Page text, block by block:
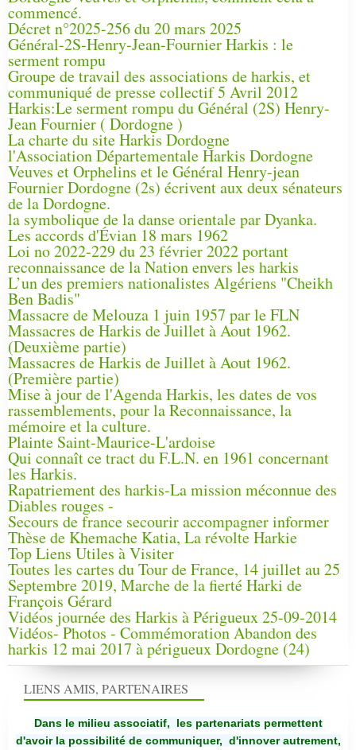
commencé.
Décret n°2025-256 du 20 mars 2025
Général-2S-Henry-Jean-Fournier Harkis : le
serment rompu
Groupe de travail des associations de harkis, et
communiqué de presse collectif 5 Avril 2012
Harkis:Le serment rompu du Général (2S) Henry-
Jean Fournier ( Dordogne )
La charte du site Harkis Dordogne
l'Association Départementale Harkis Dordogne
Veuves et Orphelins et le Général Henry-jean
Fournier Dordogne (2s) écrivent aux deux sénateurs
de la Dordogne.
la symbolique de la danse orientale par Dyanka.
Les accords d'Évian 18 mars 1962
Loi no 2022-229 du 23 février 2022 portant
reconnaissance de la Nation envers les harkis
L’un des premiers nationalistes Algériens "Cheikh
Ben Badis"
Massacre de Melouza 1 juin 1957 par le FLN
Massacres de Harkis de Juillet à Aout 1962.
(Deuxième partie)
Massacres de Harkis de Juillet à Aout 1962.
(Première partie)
Mise à jour de l'Agenda Harkis, les dates de vos
rassemblements, pour la Reconnaissance, la
mémoire et la culture.
Plainte Saint-Maurice-L'ardoise
Qui connaît ce tract du F.L.N. en 1961 concernant
les Harkis.
Rapatriement des harkis-La mission méconnue des
Diables rouges -
Secours de france secourir accompagner informer
Thèse de Khemache Katia, La révolte Harkie
Top Liens Utiles à Visiter
Toutes les cartes du Tour de France, 14 juillet au 25
Septembre 2019, Marche de la fierté Harki de
François Gérard
Vidéos journée des Harkis à Périgueux 25-09-2014
Vidéos- Photos - Commémoration Abandon des
harkis 12 mai 2017 à périgueux Dordogne (24)
LIENS AMIS, PARTENAIRES
Dans le milieu associatif, les partenariats permettent
d'avoir la possibilité de communiquer, d'innover autrement,